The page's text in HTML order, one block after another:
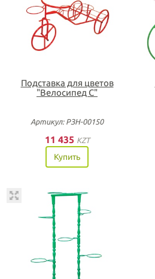
Подставка для цветов
"Велосипед С"
Артикул: РЗН-00150
11 435 KZT
Купить